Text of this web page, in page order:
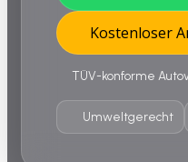
Kostenloser
TÜV-konforme
Umweltgerecht